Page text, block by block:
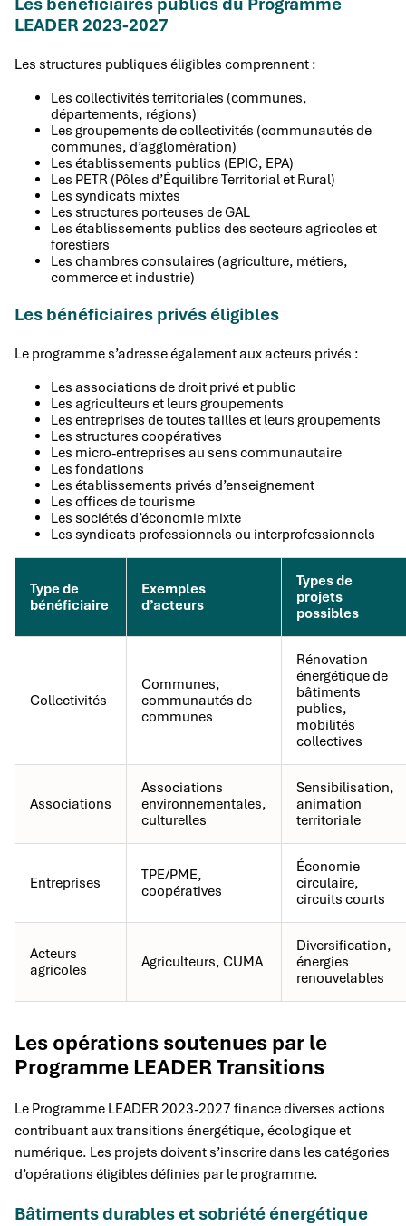
LEADER 2023-2027
Les structures publiques éligibles comprennent :
Les collectivités territoriales (communes,
départements, régions)
Les groupements de collectivités (communautés de
communes, d’agglomération)
Les établissements publics (EPIC, EPA)
Les PETR (Pôles d’Équilibre Territorial et Rural)
Les syndicats mixtes
Les structures porteuses de GAL
Les établissements publics des secteurs agricoles et
forestiers
Les chambres consulaires (agriculture, métiers,
commerce et industrie)
Les bénéficiaires privés éligibles
Le programme s’adresse également aux acteurs privés :
Les associations de droit privé et public
Les agriculteurs et leurs groupements
Les entreprises de toutes tailles et leurs groupements
Les structures coopératives
Les micro-entreprises au sens communautaire
Les fondations
Les établissements privés d’enseignement
Les offices de tourisme
Les sociétés d’économie mixte
Les syndicats professionnels ou interprofessionnels
Type de
bénéficiaire
Exemples
d’acteurs
Types de
projets
possibles
Collectivités
Communes,
communautés de
communes
Rénovation
énergétique de
bâtiments
publics,
mobilités
collectives
Associations
Associations
environnementales,
culturelles
Sensibilisation,
animation
territoriale
Entreprises
TPE/PME,
coopératives
Économie
circulaire,
circuits courts
Acteurs
agricoles
Agriculteurs, CUMA
Diversification,
énergies
renouvelables
Les opérations soutenues par le
Programme LEADER Transitions
Le Programme LEADER 2023-2027 finance diverses actions
contribuant aux transitions énergétique, écologique et
numérique. Les projets doivent s’inscrire dans les catégories
d’opérations éligibles définies par le programme.
Bâtiments durables et sobriété énergétique